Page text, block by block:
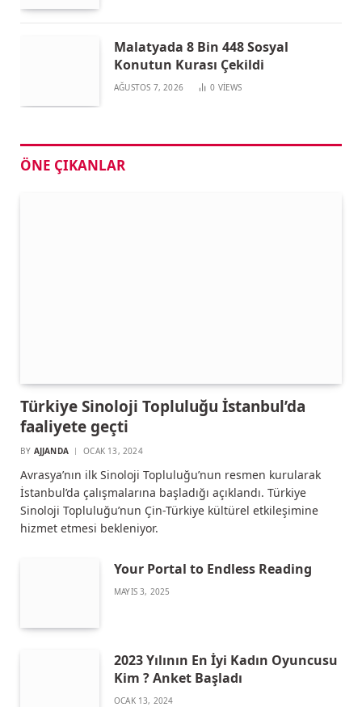
Malatyada 8 Bin 448 Sosyal
Konutun Kurası Çekildi
AĞUSTOS 7, 2026 0 VIEWS
ÖNE ÇIKANLAR
Türkiye Sinoloji Topluluğu İstanbul’da
faaliyete geçti
BY AJJANDA OCAK 13, 2024
Avrasya’nın ilk Sinoloji Topluluğu’nun resmen kurularak
İstanbul’da çalışmalarına başladığı açıklandı. Türkiye
Sinoloji Topluluğu’nun Çin-Türkiye kültürel etkileşimine
hizmet etmesi bekleniyor.
Your Portal to Endless Reading
MAYIS 3, 2025
2023 Yılının En İyi Kadın Oyuncusu
Kim ? Anket Başladı
OCAK 13, 2024